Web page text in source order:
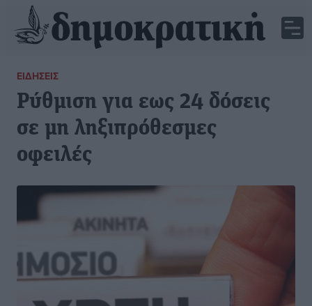
ΕΙΔΉΣΕΙΣ
Ρύθμιση για εως 24 δόσεις
σε μη ληξιπρόθεσμες
οφειλές